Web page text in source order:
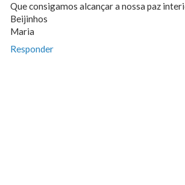
Que consigamos alcançar a nossa paz
Beijinhos
Maria
Responder